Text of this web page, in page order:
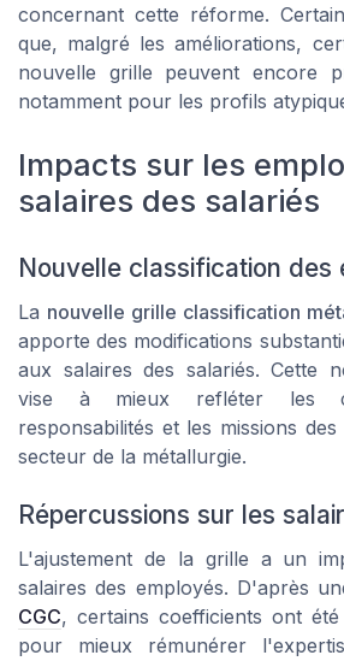
concernant cette réforme.
que, malgré les améliorations,
nouvelle grille peuvent encore
notamment pour les profils
Impacts sur les
salaires des salariés
Nouvelle classification des
La nouvelle grille classification
apporte des modifications
aux salaires des salariés. Cette
vise à mieux refléter les
responsabilités et les missions
secteur de la métallurgie.
Répercussions sur les
L'ajustement de la grille a un
salaires des employés. D'après
CGC, certains coefficients ont
pour mieux rémunérer